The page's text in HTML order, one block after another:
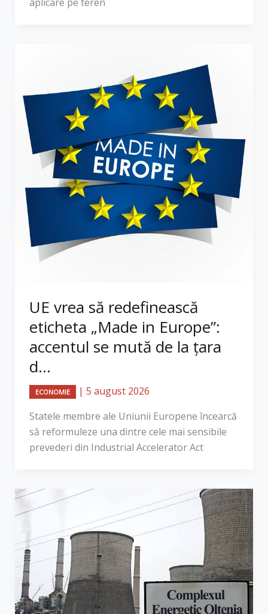
UE vrea să redefinească
eticheta „Made in Europe”:
accentul se mută de la țara
d...
ECONOMIE | 5 august 2026
Statele membre ale Uniunii Europene încearcă
să reformuleze una dintre cele mai sensibile
prevederi din Industrial Accelerator Act